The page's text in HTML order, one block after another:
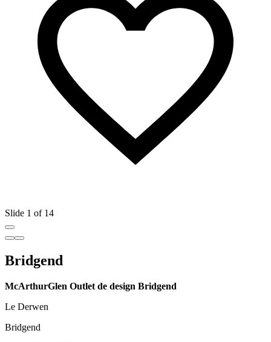
Slide 1 of 14
Bridgend
McArthurGlen Outlet de design Bridgend
Le Derwen
Bridgend